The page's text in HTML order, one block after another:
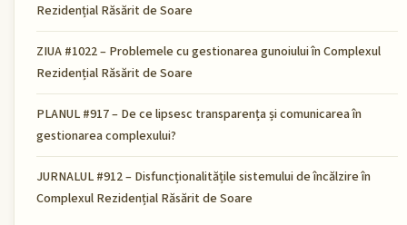
Rezidențial Răsărit de Soare
ZIUA #1022 – Problemele cu gestionarea gunoiului în Complexul
Rezidențial Răsărit de Soare
PLANUL #917 – De ce lipsesc transparența și comunicarea în
gestionarea complexului?
JURNALUL #912 – Disfuncționalitățile sistemului de încălzire în
Complexul Rezidențial Răsărit de Soare